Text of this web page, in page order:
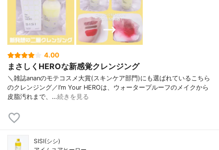
4.00
まさしくHEROな新感覚クレンジング
＼雑誌ananのモテコスメ大賞(スキンケア部門)にも選ばれているこちら
のクレンジング／I’m Your HEROは、ウォータープルーフのメイクから
皮脂汚れまで、…続きを見る
SISI(シシ)